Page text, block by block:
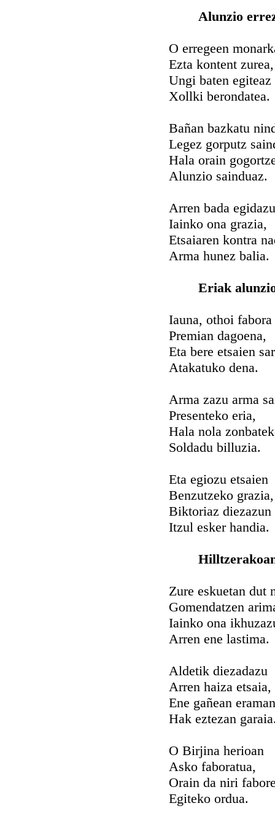
Alunzio
O erregeen
Ezta kontent zurea,
Ungi baten egiteaz
Xollki berondatea.
Bañan bazkatu
Legez gorputz
Hala orain
Alunzio sainduaz.
Arren bada egidazu
Iainko ona grazia,
Etsaiaren kontra
Arma hunez balia.
Eriak
Iauna, othoi fabora
Premian dagoena,
Eta bere etsaien
Atakatuko dena.
Arma zazu arma
Presenteko eria,
Hala nola
Soldadu billuzia.
Eta egiozu etsaien
Benzutzeko grazia,
Biktoriaz diezazun
Itzul esker handia.
Zure eskuetan dut
Gomendatzen
Iainko ona
Arren ene lastima.
Aldetik diezadazu
Arren haiza etsaia,
Ene gañean eraman
Hak eztezan
O Birjina herioan
Asko faboratua,
Orain da niri
Egiteko ordua.